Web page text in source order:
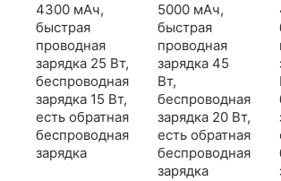
4300 мАч,
быстрая
проводная
зарядка 25 Вт,
беспроводная
зарядка 15 Вт,
есть обратная
беспроводная
зарядка
5000 мАч,
быстрая
проводная
зарядка 45
Вт,
беспроводная
зарядка 20 Вт,
есть обратная
беспроводная
зарядка